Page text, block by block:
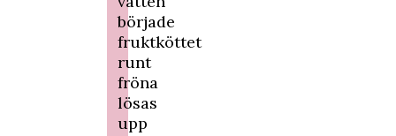
började
fruktköttet
runt
fröna
lösas
upp